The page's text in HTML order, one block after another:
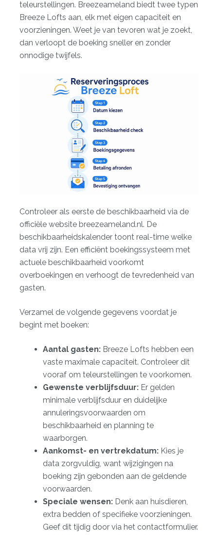
teleurstellingen. Breezeameland biedt twee typen
Breeze Lofts aan, elk met eigen capaciteit en
voorzieningen. Weet je van tevoren wat je zoekt,
dan verloopt de boeking sneller en zonder
onnodige twijfels.
Controleer als eerste de beschikbaarheid via de
officiële website breezeameland.nl. De
beschikbaarheidskalender toont real-time welke
data vrij zijn. Een efficiënt boekingssysteem met
actuele beschikbaarheid voorkomt
overboekingen en verhoogt de tevredenheid van
gasten.
Verzamel de volgende gegevens voordat je
begint met boeken:
Aantal gasten: Breeze Lofts hebben een
vaste maximale capaciteit. Controleer dit
vooraf om teleurstellingen te voorkomen.
Gewenste verblijfsduur: Er gelden
minimale verblijfsduur en duidelijke
annuleringsvoorwaarden om
beschikbaarheid en planning te
waarborgen.
Aankomst- en vertrekdatum: Kies je
data zorgvuldig, want wijzigingen na
boeking zijn gebonden aan de geldende
voorwaarden.
Speciale wensen: Denk aan huisdieren,
extra bedden of specifieke voorzieningen.
Geef dit tijdig door via het contactformulier.